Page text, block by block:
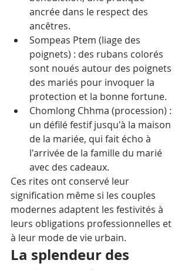
ancrée dans le respect des
ancêtres.
Sompeas Ptem (liage des
poignets) : des rubans colorés
sont noués autour des poignets
des mariés pour invoquer la
protection et la bonne fortune.
Chomlong Chhma (procession) :
un défilé festif jusqu'à la maison
de la mariée, qui fait écho à
l'arrivée de la famille du marié
avec des cadeaux.
Ces rites ont conservé leur
signification même si les couples
modernes adaptent les festivités à
leurs obligations professionnelles et
à leur mode de vie urbain.
La splendeur des